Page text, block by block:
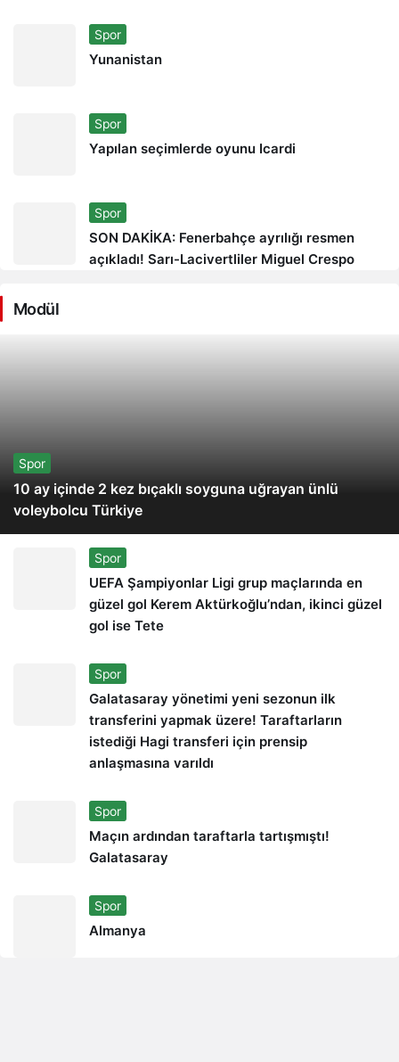
Spor
Yunanistan
Spor
Yapılan seçimlerde oyunu Icardi
Spor
SON DAKİKA: Fenerbahçe ayrılığı resmen
açıkladı! Sarı-Lacivertliler Miguel Crespo
Modül
Spor
10 ay içinde 2 kez bıçaklı soyguna uğrayan ünlü
voleybolcu Türkiye
Spor
UEFA Şampiyonlar Ligi grup maçlarında en
güzel gol Kerem Aktürkoğlu’ndan, ikinci güzel
gol ise Tete
Spor
Galatasaray yönetimi yeni sezonun ilk
transferini yapmak üzere! Taraftarların
istediği Hagi transferi için prensip
anlaşmasına varıldı
Spor
Maçın ardından taraftarla tartışmıştı!
Galatasaray
Spor
Almanya